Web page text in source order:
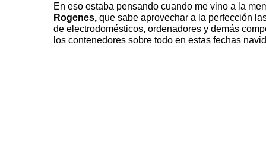
En eso estaba pensando cuando me vino a la
Rogenes, que sabe aprovechar a la perfección
de electrodomésticos, ordenadores y demás
los contenedores sobre todo en estas fechas